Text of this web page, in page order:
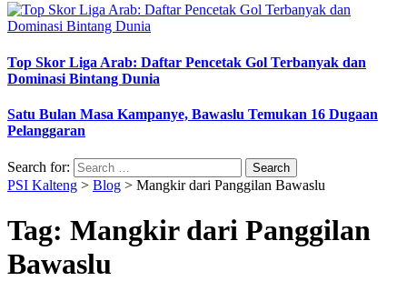
Top Skor Liga Arab: Daftar Pencetak Gol Terbanyak dan
Dominasi Bintang Dunia
Satu Bulan Masa Kampanye, Bawaslu Temukan 16 Dugaan
Pelanggaran
Search for:
PSI Kalteng > Blog > Mangkir dari Panggilan Bawaslu
Tag: Mangkir dari Panggilan
Bawaslu